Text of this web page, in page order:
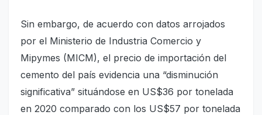
Sin embargo, de acuerdo con datos arrojados
por el Ministerio de Industria Comercio y
Mipymes (MICM), el precio de importación del
cemento del país evidencia una “disminución
significativa” situándose en US$36 por tonelada
en 2020 comparado con los US$57 por tonelada